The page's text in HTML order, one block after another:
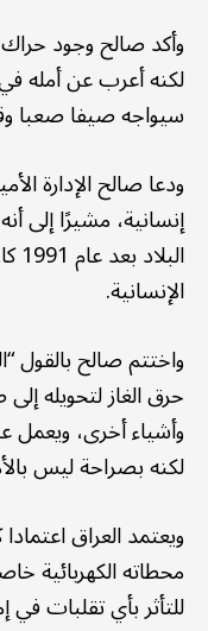
وأكد صالح وجود
لكنه أعرب عن أمله
سيواجه صيفا صعبا
ودعا صالح الإدارة
إنسانية، مشيرًا إلى
الإنسانية.
واختتم صالح بالقول
حرق الغاز لتحويله
وأشياء أخرى،
لكنه بصراحة ليس
ويعتمد العراق
محطاته الكهربائية
للتأثر بأي تقلبات في